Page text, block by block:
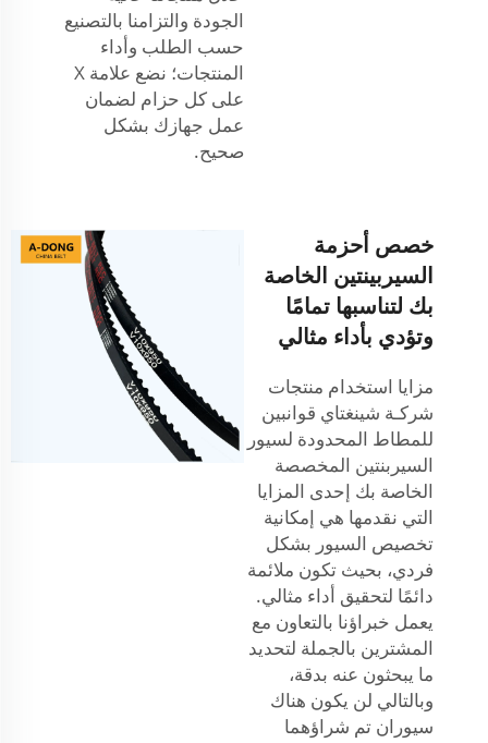
الجودة والتزامنا بالتصنيع
حسب الطلب وأداء
المنتجات؛ نضع علامة X
على كل حزام لضمان
عمل جهازك بشكل
صحيح.
خصص أحزمة
السيربينتين الخاصة
بك لتناسبها تمامًا
وتؤدي بأداء مثالي
مزايا استخدام منتجات
شركـة شينغتاي قوانبين
للمطاط المحدودة لسيور
السيربنتين المخصصة
الخاصة بك إحدى المزايا
التي نقدمها هي إمكانية
تخصيص السيور بشكل
فردي، بحيث تكون ملائمة
دائمًا لتحقيق أداء مثالي.
يعمل خبراؤنا بالتعاون مع
المشترين بالجملة لتحديد
ما يبحثون عنه بدقة،
وبالتالي لن يكون هناك
سيوران تم شراؤهما